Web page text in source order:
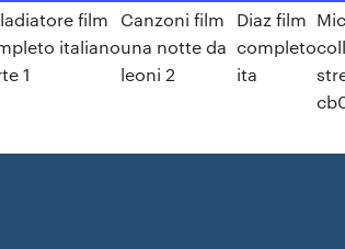
film
italiano
1
Canzoni film
una notte da
leoni 2
Diaz film
completo
ita